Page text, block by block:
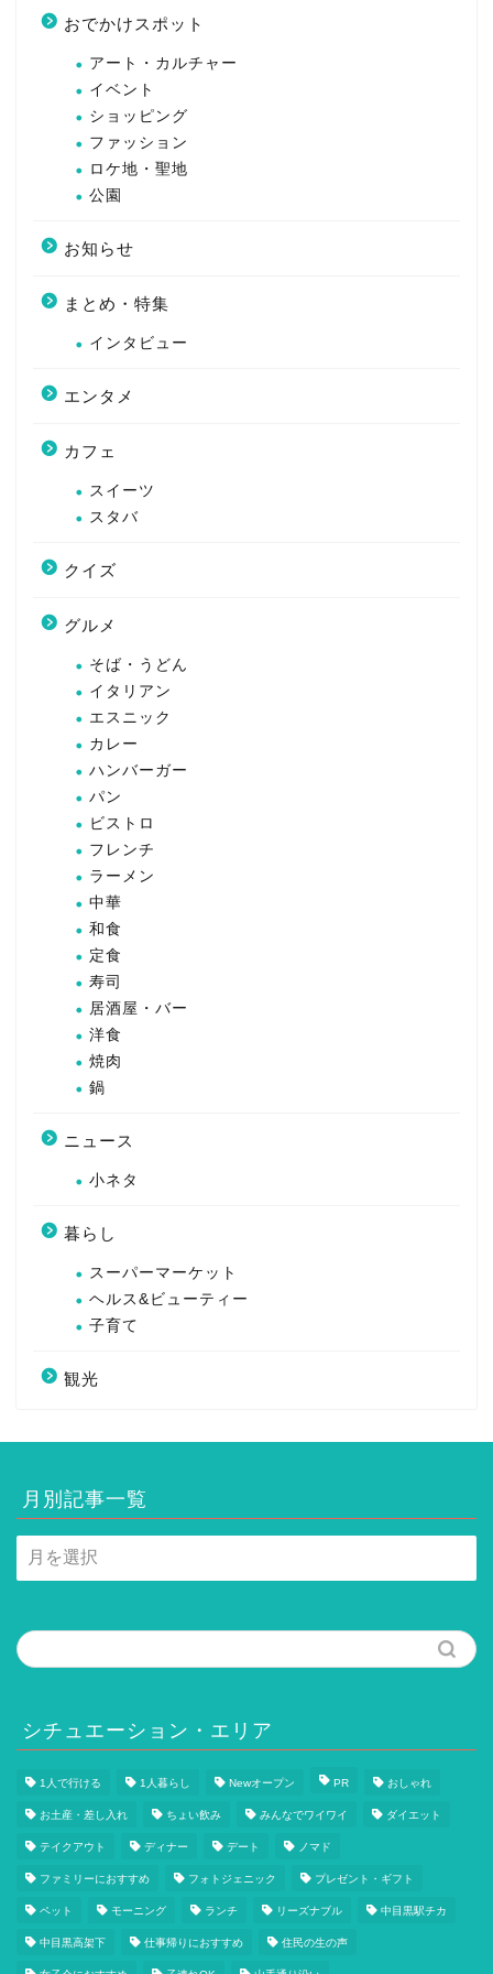
おでかけスポット
アート・カルチャー
イベント
ショッピング
ファッション
ロケ地・聖地
公園
お知らせ
まとめ・特集
インタビュー
エンタメ
カフェ
スイーツ
スタバ
クイズ
グルメ
そば・うどん
イタリアン
エスニック
カレー
ハンバーガー
パン
ビストロ
フレンチ
ラーメン
中華
和食
定食
寿司
居酒屋・バー
洋食
焼肉
鍋
ニュース
小ネタ
暮らし
スーパーマーケット
ヘルス&ビューティー
子育て
観光
月別記事一覧
月
別
一
覧
シチュエーション・エリア
1人で行ける 1人暮らし Newオープン PR おしゃれ
お土産・差し入れ ちょい飲み みんなでワイワイ ダイエット
テイクアウト ディナー デート ノマド
ファミリーにおすすめ フォトジェニック プレゼント・ギフト
ペット モーニング ランチ リーズナブル 中目黒駅チカ
中目黒高架下 仕事帰りにおすすめ 住民の生の声